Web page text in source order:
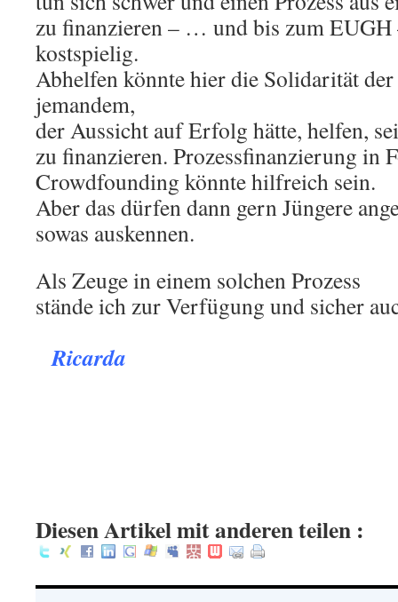
zu finanzieren – … und bis zum
kostspielig.
Abhelfen könnte hier die Solidarität
jemandem,
der Aussicht auf Erfolg hätte, helfen,
zu finanzieren. Prozessfinanzierung in
Crowdfounding könnte hilfreich sein.
Aber das dürfen dann gern Jüngere
sowas auskennen.
Als Zeuge in einem solchen Prozess
stände ich zur Verfügung und sicher
Ricarda
Diesen Artikel mit anderen teilen :